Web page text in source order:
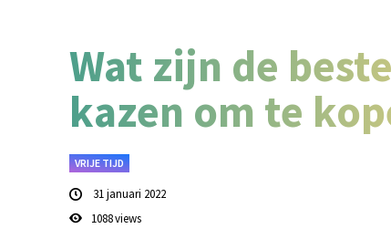
Wat zijn de beste
kazen om te
VRIJE TIJD
31 januari 2022
1088views